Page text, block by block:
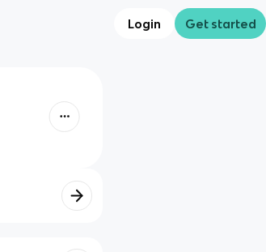
Login Get started